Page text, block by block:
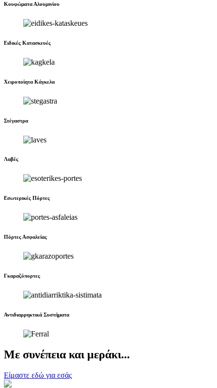
Κουφώματα Αλουμινίου
Ειδικές Κατασκευές
Χειροποίητα Κάγκελα
Στέγαστρα
Λαβές
Εσωτερικές Πόρτες
Πόρτες Ασφαλείας
Γκαραζόπορτες
Αντιδιαρρηκτικά Συστήματα
Με συνέπειακαιμεράκι...
Είμαστε εδώ για εσάς